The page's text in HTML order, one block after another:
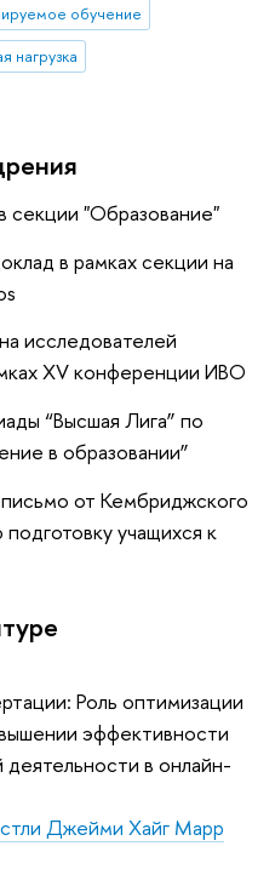
обучение
нагрузка
"Образование"
в рамках секции на
исследователей
XV конференции ИВО
“Высшая Лига” по
в образовании”
от Кембриджского
учащихся к
Роль оптимизации
эффективности
в онлайн-
Джейми Хайг Марр